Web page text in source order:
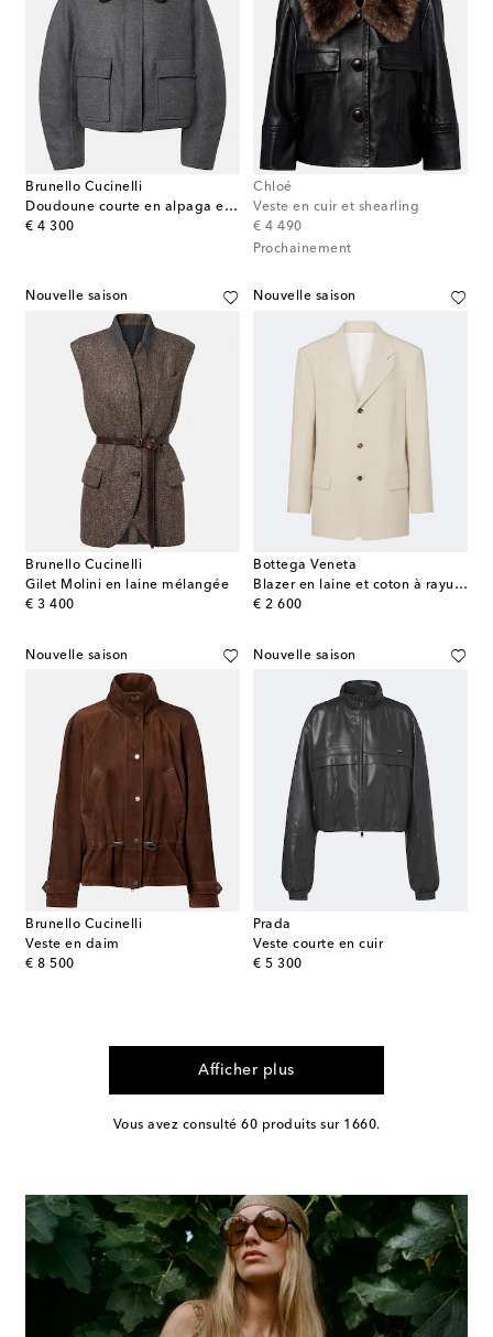
Brunello Cucinelli
Doudoune courte en alpaga et cachemire
€ 4 300
original price
Chloé
Veste en cuir et shearling
€ 4 490
original price
Prochainement
Nouvelle saison
Brunello Cucinelli
Gilet Molini en laine mélangée
€ 3 400
original price
Nouvelle saison
Bottega Veneta
Blazer en laine et coton à rayures
€ 2 600
original price
Nouvelle saison
Brunello Cucinelli
Veste en daim
€ 8 500
original price
Nouvelle saison
Prada
Veste courte en cuir
€ 5 300
original price
Afficher plus
Vous avez consulté 60 produits sur 1660.